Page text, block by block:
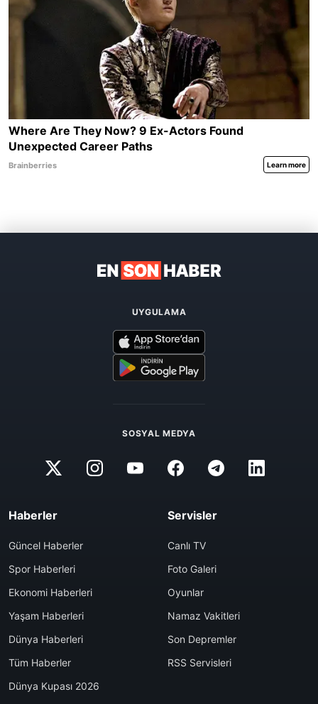
UYGULAMA
SOSYAL MEDYA
Haberler
Güncel Haberler
Spor Haberleri
Ekonomi Haberleri
Yaşam Haberleri
Dünya Haberleri
Tüm Haberler
Dünya Kupası 2026
Servisler
Canlı TV
Foto Galeri
Oyunlar
Namaz Vakitleri
Son Depremler
RSS Servisleri